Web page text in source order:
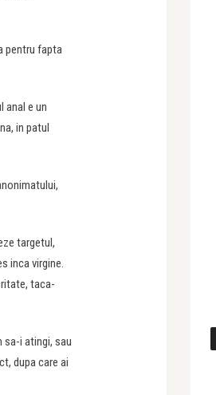
pentru fapta
anal e un
in patul
targetul,
inca virgine.
taca-
sa-i atingi, sau
dupa care ai